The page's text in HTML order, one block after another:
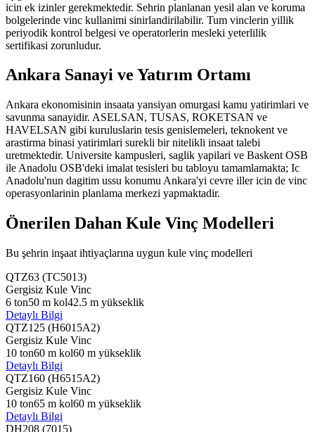
icin ek izinler gerekmektedir. Sehrin planlanan yesil alan ve koruma
bolgelerinde vinc kullanimi sinirlandirilabilir. Tum vinclerin yillik
periyodik kontrol belgesi ve operatorlerin mesleki yeterlilik
sertifikasi zorunludur.
Ankara Sanayi ve Yatırım Ortamı
Ankara ekonomisinin insaata yansiyan omurgasi kamu yatirimlari ve
savunma sanayidir. ASELSAN, TUSAS, ROKETSAN ve
HAVELSAN gibi kuruluslarin tesis genislemeleri, teknokent ve
arastirma binasi yatirimlari surekli bir nitelikli insaat talebi
uretmektedir. Universite kampusleri, saglik yapilari ve Baskent OSB
ile Anadolu OSB'deki imalat tesisleri bu tabloyu tamamlamakta; Ic
Anadolu'nun dagitim ussu konumu Ankara'yi cevre iller icin de vinc
operasyonlarinin planlama merkezi yapmaktadir.
Önerilen Dahan Kule Vinç Modelleri
Bu şehrin inşaat ihtiyaçlarına uygun kule vinç modelleri
QTZ63 (TC5013)
Gergisiz Kule Vinc
6 ton50 m kol42.5 m yükseklik
Detaylı Bilgi
QTZ125 (H6015A2)
Gergisiz Kule Vinc
10 ton60 m kol60 m yükseklik
Detaylı Bilgi
QTZ160 (H6515A2)
Gergisiz Kule Vinc
10 ton65 m kol60 m yükseklik
Detaylı Bilgi
DH208 (7015)